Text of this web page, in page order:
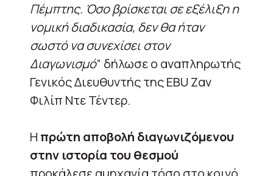
Πέμπτης. Όσο βρίσκεται σε εξέλιξη η
νομική διαδικασία, δεν θα ήταν
σωστό να συνεχίσει στον
Διαγωνισμό” δήλωσε ο αναπληρωτής
Γενικός Διευθυντής της EBU Ζαν
Φιλίπ Ντε Τέντερ.
Η πρώτη αποβολή διαγωνιζόμενου
στην ιστορία του θεσμού